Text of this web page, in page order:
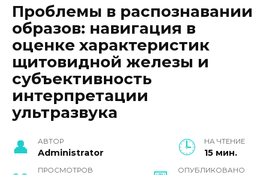
Проблемы в распознавании
образов: навигация в
оценке характеристик
щитовидной железы и
субъективность
интерпретации
ультразвука
АВТОР
Administrator
НА ЧТЕНИЕ
15 мин.
ПРОСМОТРОВ ОПУБЛИКОВАНО